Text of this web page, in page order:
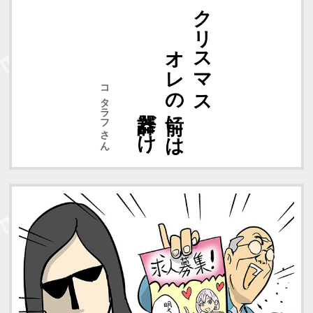
クリスマス
オレの前には
コタラフさん